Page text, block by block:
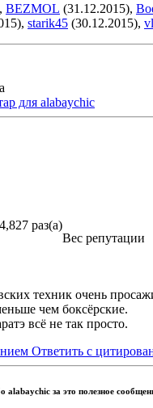
BEZMOL (31.12.2015),
starik45 (30.12.2015),
раз(а)
Вес репутации
техник очень
чем боксёрские.
всё не так просто.
Ответить с
alabaychic за это полезное